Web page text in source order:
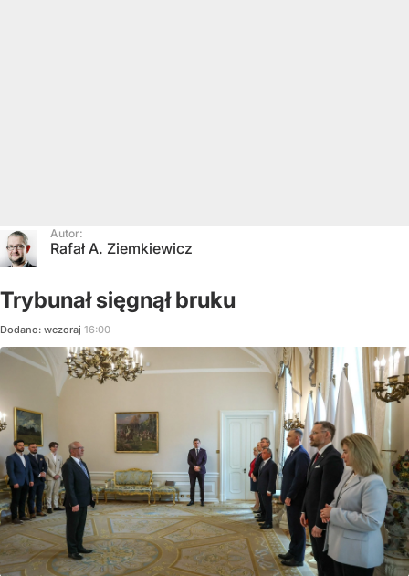
Autor:
Rafał A. Ziemkiewicz
Trybunał sięgnął bruku
Dodano: wczoraj 16:00